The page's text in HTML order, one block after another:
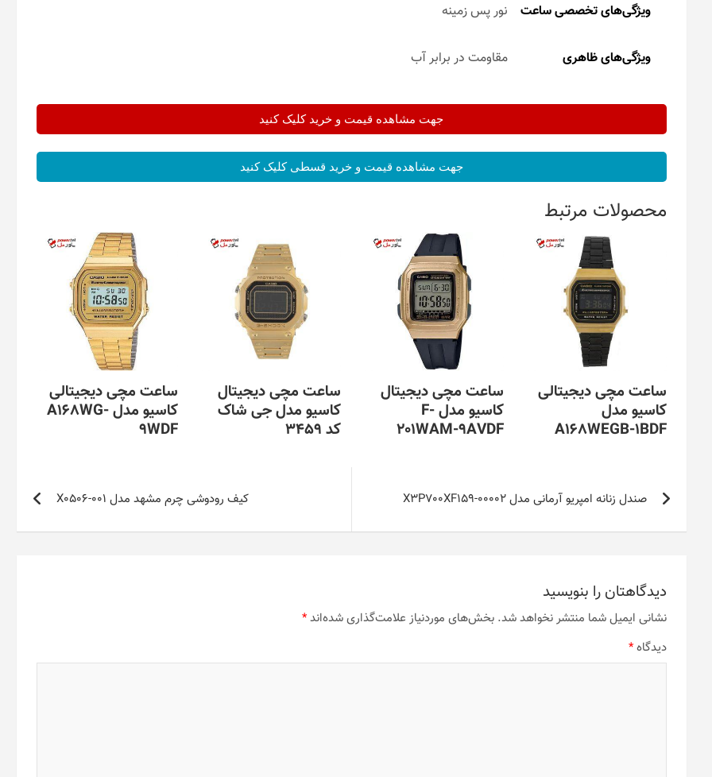
ویژگی‌های تخصصی ساعت نور پس زمینه
ویژگی‌های ظاهری مقاومت در برابر آب
جهت مشاهده قیمت و خرید کلیک کنید
جهت مشاهده قیمت و خرید قسطی کلیک کنید
محصولات مرتبط
ساعت مچی دیجیتالی
کاسیو مدل
A168WEGB-1BDF
ساعت مچی دیجیتال
کاسیو مدل F-
201WAM-9AVDF
ساعت مچی دیجیتال
کاسیو مدل جی شاک
کد 3459
ساعت مچی دیجیتالی
کاسیو مدل A168WG-
9WDF
راهبری
نوشتهصندل زنانه امپریو آرمانی مدل X3P700XF159-00002 کیف رودوشی چرم مشهد مدل X0506-001
دیدگاهتان را بنویسید
نشانی ایمیل شما منتشر نخواهد شد. بخش‌های موردنیاز علامت‌گذاری شده‌اند*
دیدگاه*